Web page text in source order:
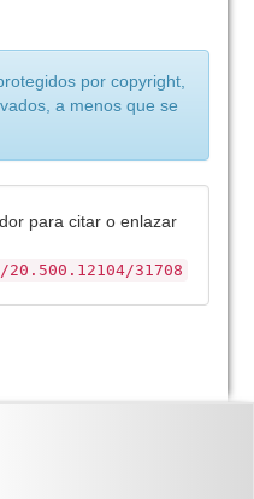
por copyright,
a menos que se
para citar o enlazar
31708